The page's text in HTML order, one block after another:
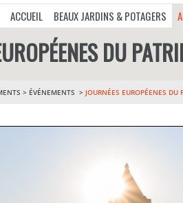
ACCUEIL BEAUX JARDINS & POTAGERS
DU
> ÉVÉNEMENTS JOURNÉES EUROPÉENES